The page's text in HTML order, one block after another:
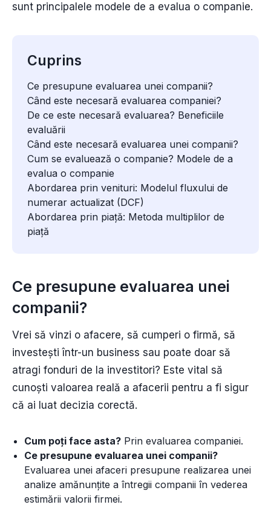
sunt principalele modele de a evalua o companie.
Cuprins
Ce presupune evaluarea unei companii?
Când este necesară evaluarea companiei?
De ce este necesară evaluarea? Beneficiile
evaluării
Când este necesară evaluarea unei companii?
Cum se evaluează o companie? Modele de a
evalua o companie
Abordarea prin venituri: Modelul fluxului de
numerar actualizat (DCF)
Abordarea prin piață: Metoda multiplilor de
piață
Ce presupune evaluarea unei
companii?
Vrei să vinzi o afacere, să cumperi o firmă, să
investești într-un business sau poate doar să
atragi fonduri de la investitori? Este vital să
cunoști valoarea reală a afacerii pentru a fi sigur
că ai luat decizia corectă.
Cum poți face asta? Prin evaluarea companiei.
Ce presupune evaluarea unei companii?
Evaluarea unei afaceri presupune realizarea unei
analize amănunțite a întregii companii în vederea
estimării valorii firmei.